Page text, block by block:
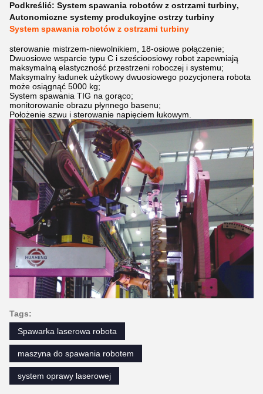
Podkreślić: System spawania robotów z ostrzami turbiny,
Autonomiczne systemy produkcyjne ostrzy turbiny
System spawania robotów z ostrzami turbiny
sterowanie mistrzem-niewolnikiem, 18-osiowe połączenie;
Dwuosiowe wsparcie typu C i sześcioosiowy robot zapewniają
maksymalną elastyczność przestrzeni roboczej i systemu;
Maksymalny ładunek użytkowy dwuosiowego pozycjonera robota
może osiągnąć 5000 kg;
System spawania TIG na gorąco;
monitorowanie obrazu płynnego basenu;
Położenie szwu i sterowanie napięciem łukowym.
Tags:
Spawarka laserowa robota
maszyna do spawania robotem
system oprawy laserowej